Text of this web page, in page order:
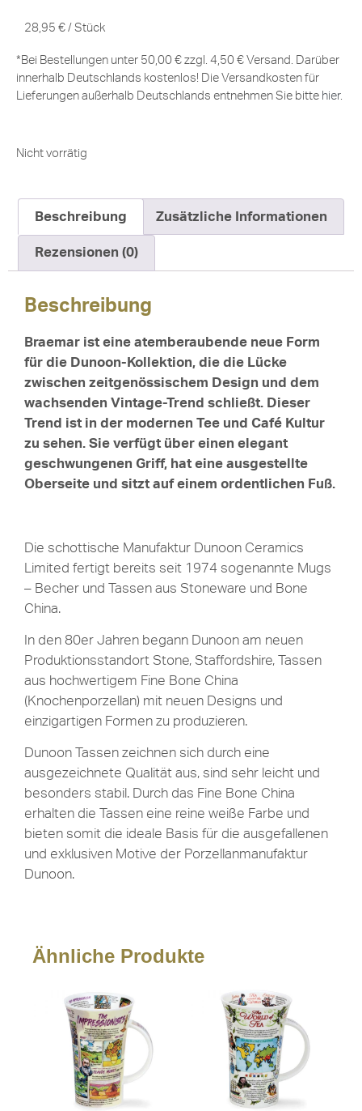
28,95 € / Stück
*Bei Bestellungen unter 50,00 € zzgl. 4,50 € Versand. Darüber
innerhalb Deutschlands kostenlos! Die Versandkosten für
Lieferungen außerhalb Deutschlands entnehmen Sie bitte hier.
Nicht vorrätig
Beschreibung Zusätzliche Informationen
Rezensionen (0)
Beschreibung
Braemar ist eine atemberaubende neue Form
für die Dunoon-Kollektion, die die Lücke
zwischen zeitgenössischem Design und dem
wachsenden Vintage-Trend schließt. Dieser
Trend ist in der modernen Tee und Café Kultur
zu sehen. Sie verfügt über einen elegant
geschwungenen Griff, hat eine ausgestellte
Oberseite und sitzt auf einem ordentlichen Fuß.
Die schottische Manufaktur Dunoon Ceramics
Limited fertigt bereits seit 1974 sogenannte Mugs
– Becher und Tassen aus Stoneware und Bone
China.
In den 80er Jahren begann Dunoon am neuen
Produktionsstandort Stone, Staffordshire, Tassen
aus hochwertigem Fine Bone China
(Knochenporzellan) mit neuen Designs und
einzigartigen Formen zu produzieren.
Dunoon Tassen zeichnen sich durch eine
ausgezeichnete Qualität aus, sind sehr leicht und
besonders stabil. Durch das Fine Bone China
erhalten die Tassen eine reine weiße Farbe und
bieten somit die ideale Basis für die ausgefallenen
und exklusiven Motive der Porzellanmanufaktur
Dunoon.
Ähnliche Produkte